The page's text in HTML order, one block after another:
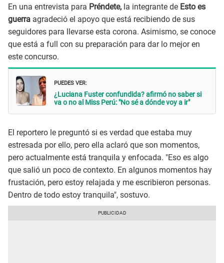
En una entrevista para Préndete, la integrante de Esto es
guerra agradeció el apoyo que está recibiendo de sus
seguidores para llevarse esta corona. Asimismo, se conoce
que está a full con su preparación para dar lo mejor en
este concurso.
PUEDES VER:
¿Luciana Fuster confundida? afirmó no saber si
va o no al Miss Perú: "No sé a dónde voy a ir"
El reportero le preguntó si es verdad que estaba muy
estresada por ello, pero ella aclaró que son momentos,
pero actualmente está tranquila y enfocada. "Eso es algo
que salió un poco de contexto. En algunos momentos hay
frustación, pero estoy relajada y me escribieron personas.
Dentro de todo estoy tranquila", sostuvo.